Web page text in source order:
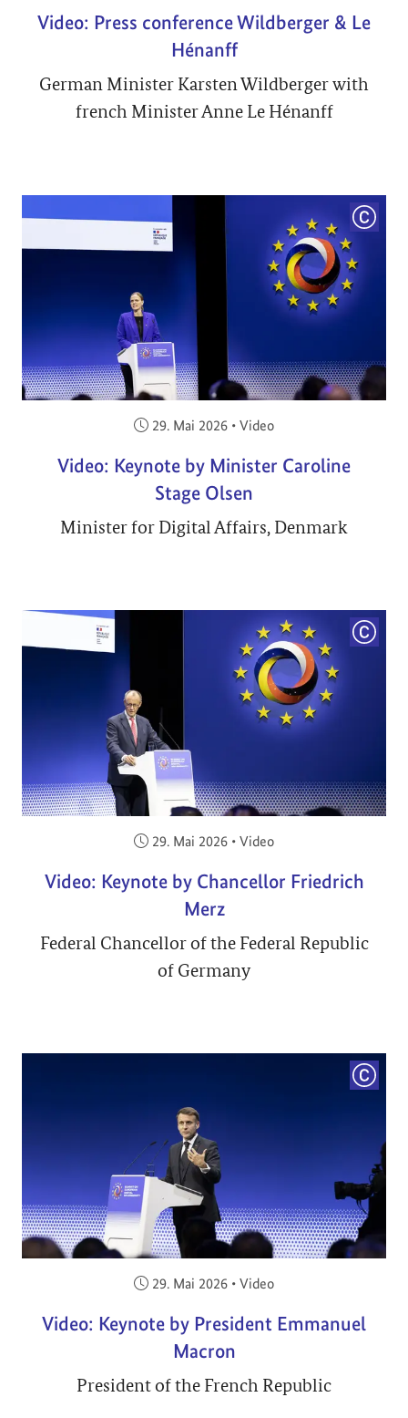
Video: Press conference Wildberger & Le
Hénanff
German Minister Karsten Wildberger with
french Minister Anne Le Hénanff
Veröffentlicht am:
29. Mai 2026 • Video
Video: Keynote by Minister Caroline
Stage Olsen
Minister for Digital Affairs, Denmark
Veröffentlicht am:
29. Mai 2026 • Video
Video: Keynote by Chancellor Friedrich
Merz
Federal Chancellor of the Federal Republic
of Germany
Veröffentlicht am:
29. Mai 2026 • Video
Video: Keynote by President Emmanuel
Macron
President of the French Republic